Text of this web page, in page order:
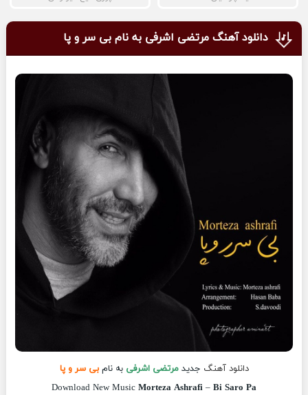
دانلود آهنگ مرتضی اشرفی به نام بی سر و پا
دانلود آهنگ جدیدمرتضی اشرفیبه نامبی سر و پا
Download New Music Morteza Ashrafi – Bi Saro Pa